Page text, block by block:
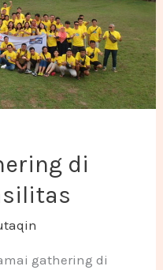
di
gathering di